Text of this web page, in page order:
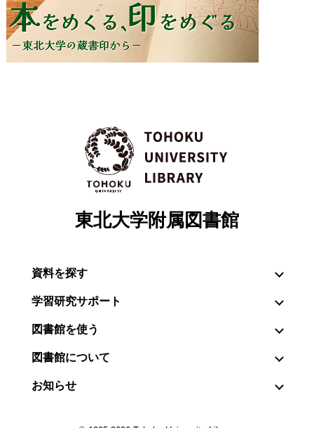
東北大学附属図書館
資料を探す
学習研究サポート
図書館を使う
図書館について
お知らせ